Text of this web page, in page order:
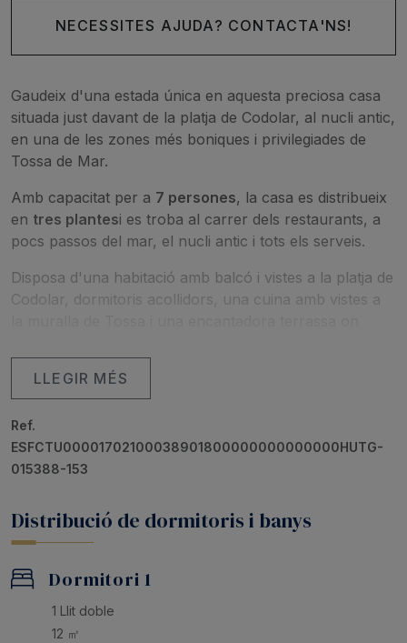
NECESSITES AJUDA? CONTACTA'NS!
Gaudeix d'una estada única en aquesta preciosa casa
situada just davant de la platja de Codolar, al nucli antic,
en una de les zones més boniques i privilegiades de
Tossa de Mar.
Amb capacitat per a 7 persones, la casa es distribueix
en tres plantesi es troba al carrer dels restaurants, a
pocs passos del mar, el nucli antic i tots els serveis.
Disposa d'una habitació amb balcó i vistes a la platja de
Codolar, dormitoris acollidors, una cuina amb vistes a
Una casa amb molt d'encant, ideal per a famílies o
grups d'amics que busquen una experiència autèntica
davant del mar i al cor de Tossa de Mar.
LLEGIR MÉS
Ref.
ESFCTU00001702100038901800000000000000HUTG-
015388-153
Distribució de dormitoris i banys
Dormitori 1
1 Llit doble
12 ㎡